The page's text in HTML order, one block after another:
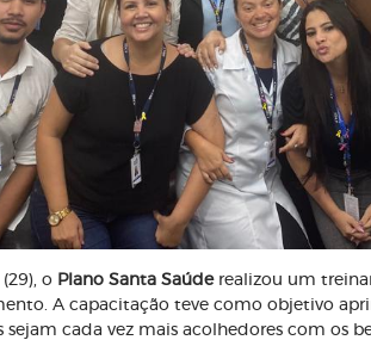
o Plano Santa Saúderealizou um
A capacitação teve como objetivo
sejam cada vez mais acolhedores com os